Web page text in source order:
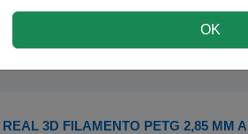
dan los
REAL 3D FILAMENTO PETG 2,85 MM
OK